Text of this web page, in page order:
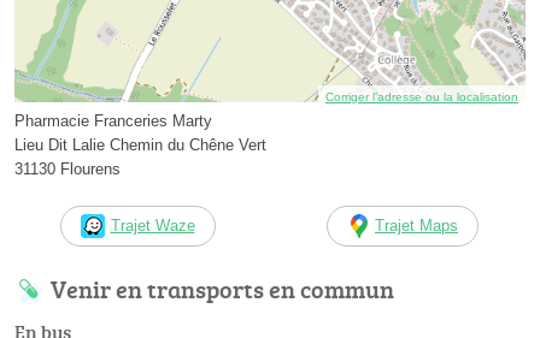
Corriger l’adresse ou la localisation
Pharmacie Franceries Marty
Lieu Dit Lalie Chemin du Chêne Vert
31130 Flourens
Trajet Waze Trajet Maps
Venir en transports en commun
En bus